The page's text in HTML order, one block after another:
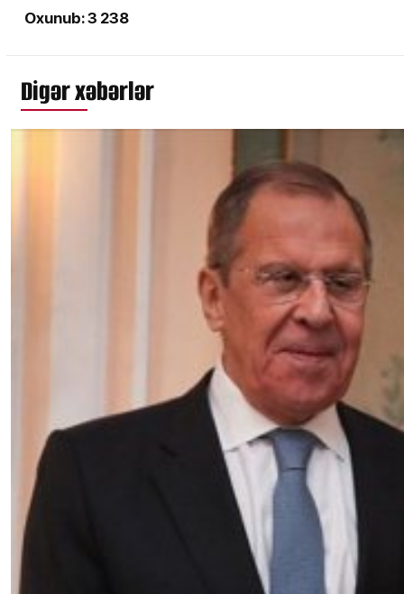
Oxunub: 3 238
Digər xəbərlər